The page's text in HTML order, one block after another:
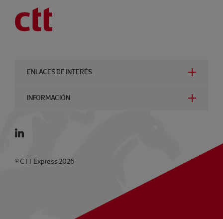
ENLACES DE INTERÉS
INFORMACIÓN
© CTT Express 2026